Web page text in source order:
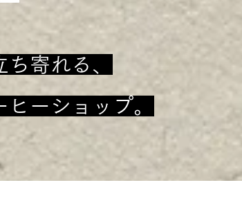
寄れる、
ーショップ。